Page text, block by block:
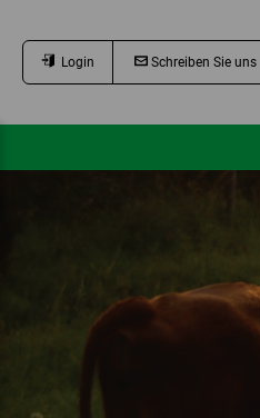
Login Schreiben Sie uns